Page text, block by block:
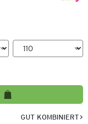
GUT KOMBINIERT